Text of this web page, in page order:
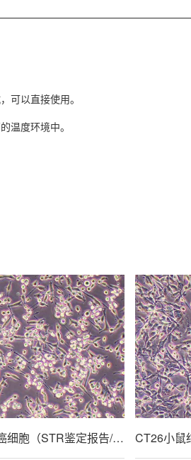
可以直接使用。
温度环境中。
MC38小鼠结肠癌细胞（STR鉴定报告/种属鉴定报告）